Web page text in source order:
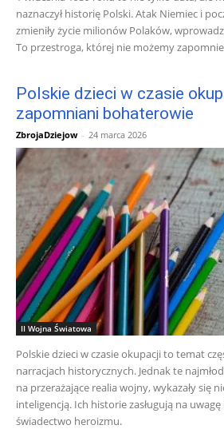
naznaczył historię Polski. Atak Niemiec i
zmieniły życie milionów Polaków,
To przestroga, której nie możemy
Polskie dzieci w czasie
zapomniani bohaterowie
ZbrojaDziejow - 24 marca 2026
II Wojna Światowa
Polskie dzieci w czasie okupacji to temat
narracjach historycznych. Jednak te
na przerażające realia wojny, wykazały się
inteligencją. Ich historie zasługują na
świadectwo heroizmu.